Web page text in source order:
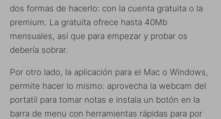
dos formas de hacerlo: con la cuenta gratuita o la
premium. La gratuita ofrece hasta 40Mb
mensuales, así que para empezar y probar os
debería sobrar.
Por otro lado, la aplicación para el Mac o Windows,
permite hacer lo mismo: aprovecha la webcam del
portatil para tomar notas e instala un botón en la
barra de menu con herramientas rápidas para por